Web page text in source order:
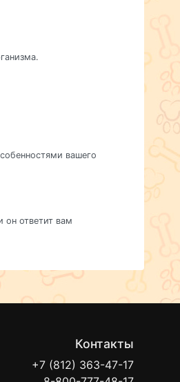
вашего
он ответит вам
Контакты
+7 (812) 363-47-17